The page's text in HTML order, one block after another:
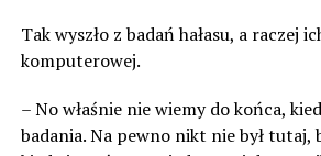
Tak wyszło z badań hałasu, a raczej
komputerowej.
– No właśnie nie wiemy do końca,
badania. Na pewno nikt nie był tutaj,